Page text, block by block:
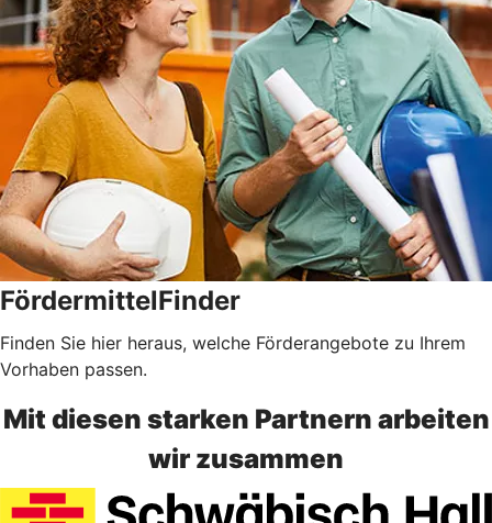
FördermittelFinder
Finden Sie hier heraus, welche Förderangebote zu Ihrem
Vorhaben passen.
Mit diesen starken Partnern arbeiten
wir zusammen